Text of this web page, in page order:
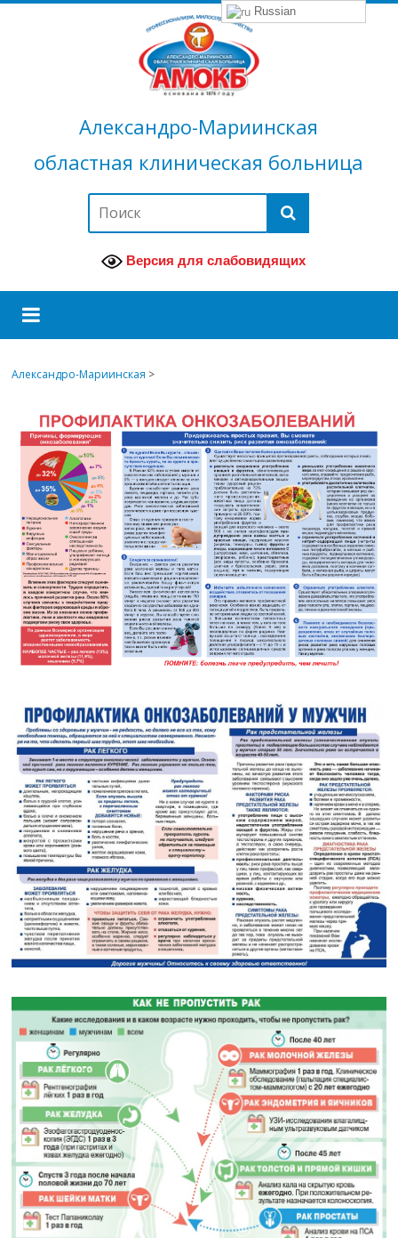
Александро-Мариинская
областная клиническая больница
Версия для слабовидящих
Александро-Мариинская >
Russian